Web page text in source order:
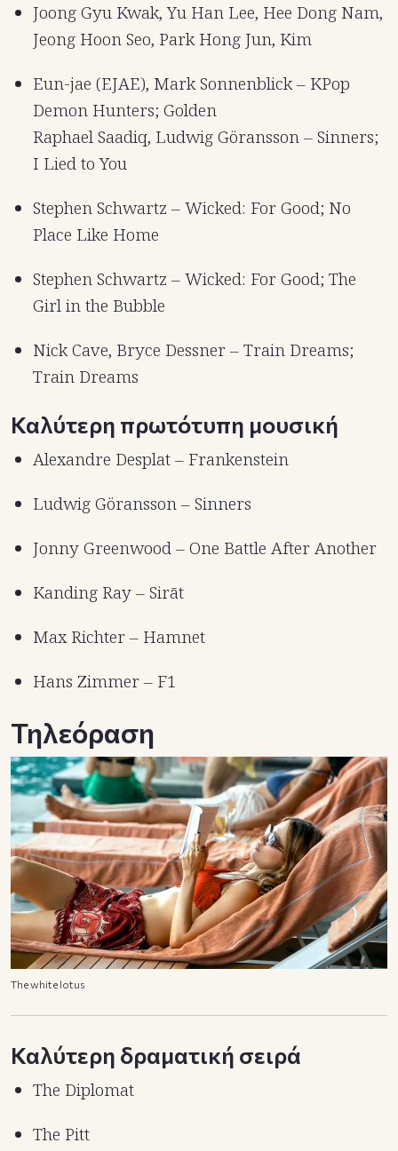
Joong Gyu Kwak, Yu Han Lee, Hee Dong Nam,
Jeong Hoon Seo, Park Hong Jun, Kim
Eun-jae (EJAE), Mark Sonnenblick – KPop
Demon Hunters; Golden
Raphael Saadiq, Ludwig Göransson – Sinners;
I Lied to You
Stephen Schwartz – Wicked: For Good; No
Place Like Home
Stephen Schwartz – Wicked: For Good; The
Girl in the Bubble
Nick Cave, Bryce Dessner – Train Dreams;
Train Dreams
Καλύτερη πρωτότυπη μουσική
Alexandre Desplat – Frankenstein
Ludwig Göransson – Sinners
Jonny Greenwood – One Battle After Another
Kanding Ray – Sirāt
Max Richter – Hamnet
Hans Zimmer – F1
Τηλεόραση
The white lotus
Καλύτερη δραματική σειρά
The Diplomat
The Pitt